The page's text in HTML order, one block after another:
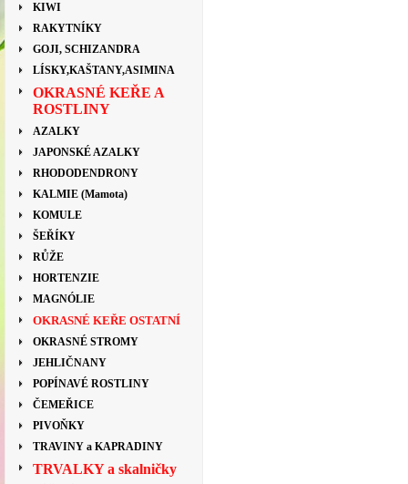
KIWI
RAKYTNÍKY
GOJI, SCHIZANDRA
LÍSKY,KAŠTANY,ASIMINA
OKRASNÉ KEŘE A
ROSTLINY
AZALKY
JAPONSKÉ AZALKY
RHODODENDRONY
KALMIE (Mamota)
KOMULE
ŠEŘÍKY
RŮŽE
HORTENZIE
MAGNÓLIE
OKRASNÉ KEŘE OSTATNÍ
OKRASNÉ STROMY
JEHLIČNANY
POPÍNAVÉ ROSTLINY
ČEMEŘICE
PIVOŇKY
TRAVINY a KAPRADINY
TRVALKY a skalničky